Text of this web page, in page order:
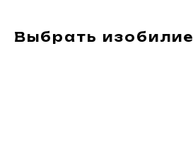
Выбрать изобилие